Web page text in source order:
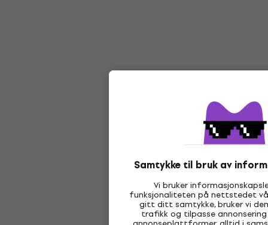
Samtykke til bruk av
Vi bruker
funksjonaliteten på nettstedet
gitt ditt samtykke, bruker vi
trafikk og tilpasse